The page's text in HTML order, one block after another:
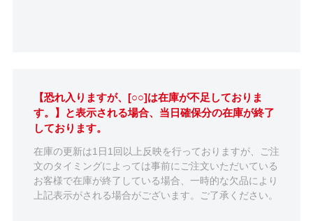
【恐れ入りますが、[○○]は在庫が不足しておりま
す。】と表示される場合、当日確保分の在庫が終了
しております。
在庫の更新は1日1回以上反映を行っておりますが、ご注
文のタイミングによっては事前にご注文いただいている
お客様で在庫が終了している場合、一時的な欠品により
上記表示がされる場合がございます。ご了承ください。